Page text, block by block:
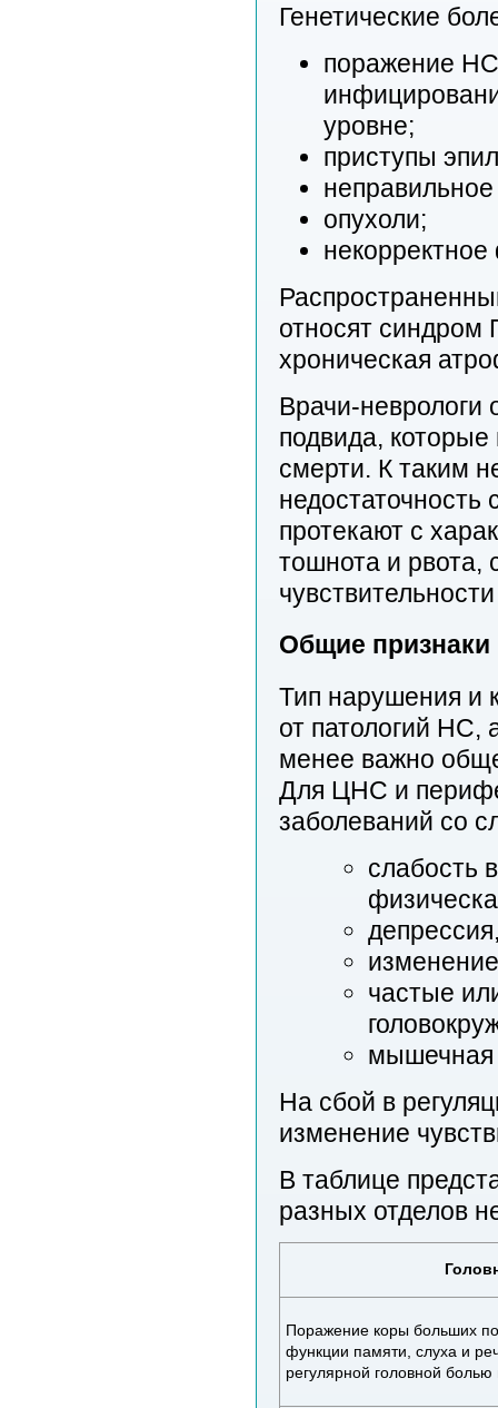
Генетические
поражение НС
уровне;
приступы
опухоли;
относят синдром
хроническая
Врачи-неврологи
подвида,
смерти. К таким
недостаточность
протекают с
тошнота и рвота,
Общие признаки
Тип нарушения и
от патологий НС,
менее важно
Для ЦНС и
заболеваний со
слабость
частые
мышечная
На сбой в
изменение
В таблице
разных отделов
Поражение коры больших
функции памяти, слуха и
регулярной головной